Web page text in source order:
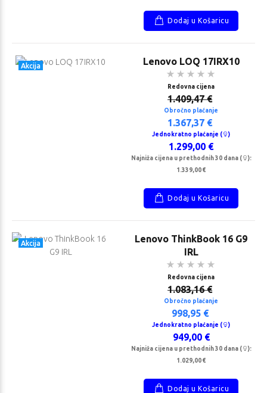
Dodaj u Košaricu
Akcija Lenovo LOQ 17IRX10
Redovna cijena
1.409,47 €
Obročno plaćanje
1.367,37 €
Jednokratno plaćanje ( )
1.299,00 €
Najniža cijena u prethodnih 30 dana (
):
1.339,00 €
Dodaj u Košaricu
Akcija
Lenovo ThinkBook 16 G9
IRL
Redovna cijena
1.083,16 €
Obročno plaćanje
998,95 €
Jednokratno plaćanje ( )
949,00 €
Najniža cijena u prethodnih 30 dana (
):
1.029,00 €
Dodaj u Košaricu